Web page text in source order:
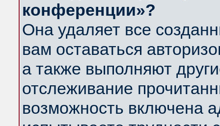
конференции»?
Она удаляет все
вам оставаться
а также выполняют
отслеживание
возможность включена